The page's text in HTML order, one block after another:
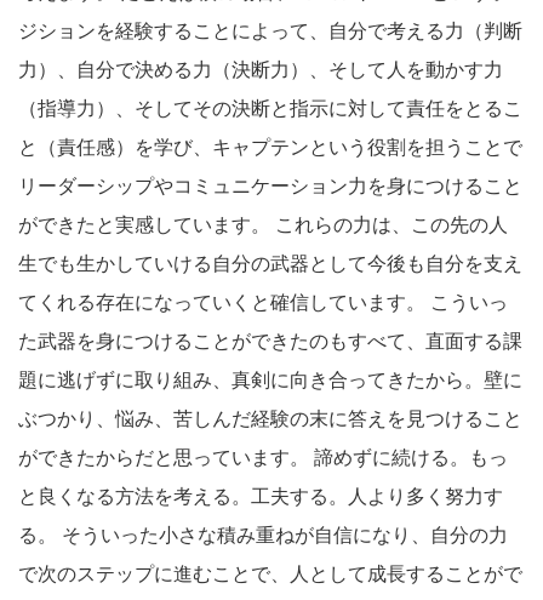
ジションを経験することによって、自分で考える力（判断
力）、自分で決める力（決断力）、そして人を動かす力
（指導力）、そしてその決断と指示に対して責任をとるこ
と（責任感）を学び、キャプテンという役割を担うことで
リーダーシップやコミュニケーション力を身につけること
ができたと実感しています。 これらの力は、この先の人
生でも生かしていける自分の武器として今後も自分を支え
てくれる存在になっていくと確信しています。 こういっ
た武器を身につけることができたのもすべて、直面する課
題に逃げずに取り組み、真剣に向き合ってきたから。壁に
ぶつかり、悩み、苦しんだ経験の末に答えを見つけること
ができたからだと思っています。 諦めずに続ける。もっ
と良くなる方法を考える。工夫する。人より多く努力す
る。 そういった小さな積み重ねが自信になり、自分の力
で次のステップに進むことで、人として成長することがで